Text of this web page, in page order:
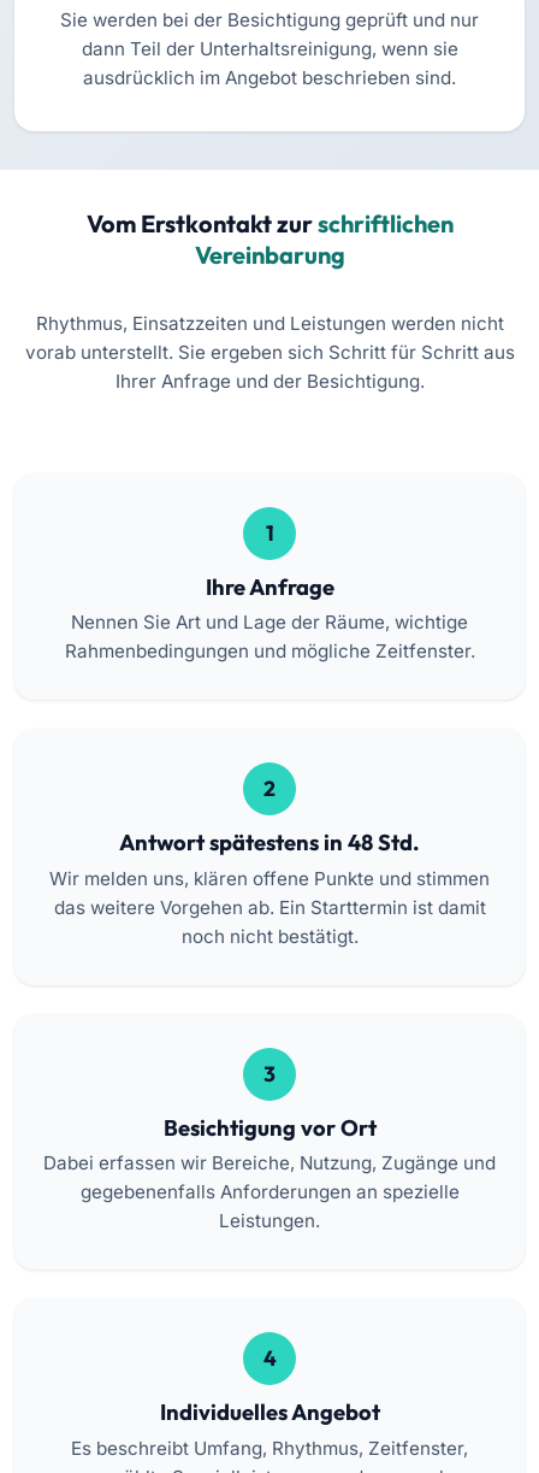
Sie werden bei der Besichtigung geprüft und nur
dann Teil der Unterhaltsreinigung, wenn sie
ausdrücklich im Angebot beschrieben sind.
Vom Erstkontakt zurschriftlichen
Vereinbarung
Rhythmus, Einsatzzeiten und Leistungen werden nicht
vorab unterstellt. Sie ergeben sich Schritt für Schritt aus
Ihrer Anfrage und der Besichtigung.
1
Ihre Anfrage
Nennen Sie Art und Lage der Räume, wichtige
Rahmenbedingungen und mögliche Zeitfenster.
2
Antwort spätestens in 48 Std.
Wir melden uns, klären offene Punkte und stimmen
das weitere Vorgehen ab. Ein Starttermin ist damit
noch nicht bestätigt.
3
Besichtigung vor Ort
Dabei erfassen wir Bereiche, Nutzung, Zugänge und
gegebenenfalls Anforderungen an spezielle
Leistungen.
4
Individuelles Angebot
Es beschreibt Umfang, Rhythmus, Zeitfenster,